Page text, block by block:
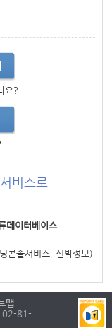
요?
비스로
데이터베이스
콘솔서비스, 선박정보)
맵
81-